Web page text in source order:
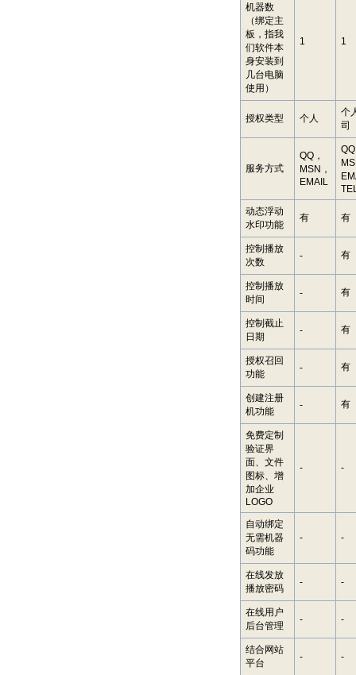
机器数
（绑定主
板，指我
们软件本
身安装到
几台电脑
使用）
1 1
授权类型 个人
个
司
服务方式
QQ，
MSN，
EMAIL
动态浮动
水印功能
有 有
控制播放
次数
- 有
控制播放
时间
- 有
控制截止
日期
- 有
授权召回
功能
- 有
创建注册
机功能
- 有
免费定制
验证界
面、文件
图标、增
加企业
LOGO
- -
自动绑定
无需机器
码功能
- -
在线发放
播放密码
- -
在线用户
后台管理
- -
结合网站
平台
- -